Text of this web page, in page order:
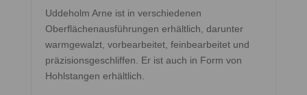
Uddeholm Arne ist in verschiedenen
Oberflächenausführungen erhältlich, darunter
warmgewalzt, vorbearbeitet, feinbearbeitet und
präzisionsgeschliffen. Er ist auch in Form von
Hohlstangen erhältlich.